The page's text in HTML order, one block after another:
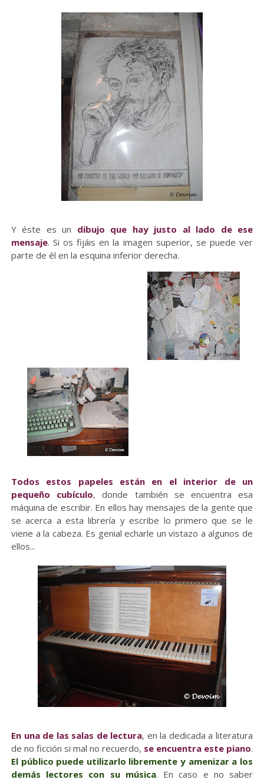
Y éste es un dibujo que hay justo al lado de ese
mensaje. Si os fijáis en la imagen superior, se puede ver
parte de él en la esquina inferior derecha.
Todos estos papeles están en el interior de un
pequeño cubículo, donde también se encuentra esa
máquina de escribir. En ellos hay mensajes de la gente que
se acerca a esta librería y escribe lo primero que se le
viene a la cabeza. Es genial echarle un vistazo a algunos de
ellos...
En una de las salas de lectura, en la dedicada a literatura
de no ficción si mal no recuerdo, se encuentra este piano.
El público puede utilizarlo libremente y amenizar a los
demás lectores con su música. En caso e no saber